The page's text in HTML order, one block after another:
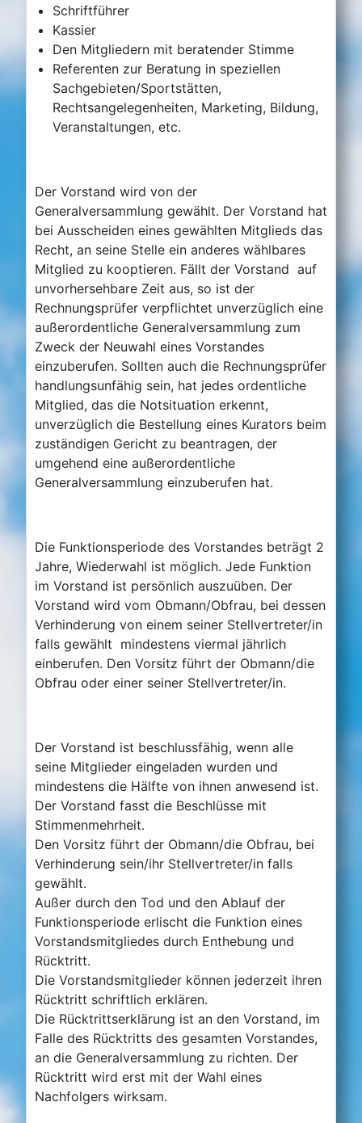
Schriftführer
Kassier
Den Mitgliedern mit beratender Stimme
Referenten zur Beratung in speziellen
Sachgebieten/Sportstätten,
Rechtsangelegenheiten, Marketing, Bildung,
Veranstaltungen, etc.
Der Vorstand wird von der
Generalversammlung gewählt. Der Vorstand hat
bei Ausscheiden eines gewählten Mitglieds das
Recht, an seine Stelle ein anderes wählbares
Mitglied zu kooptieren. Fällt der Vorstand auf
unvorhersehbare Zeit aus, so ist der
Rechnungsprüfer verpflichtet unverzüglich eine
außerordentliche Generalversammlung zum
Zweck der Neuwahl eines Vorstandes
einzuberufen. Sollten auch die Rechnungsprüfer
handlungsunfähig sein, hat jedes ordentliche
Mitglied, das die Notsituation erkennt,
unverzüglich die Bestellung eines Kurators beim
zuständigen Gericht zu beantragen, der
umgehend eine außerordentliche
Generalversammlung einzuberufen hat.
Die Funktionsperiode des Vorstandes beträgt 2
Jahre, Wiederwahl ist möglich. Jede Funktion
im Vorstand ist persönlich auszuüben. Der
Vorstand wird vom Obmann/Obfrau, bei dessen
Verhinderung von einem seiner Stellvertreter/in
falls gewählt mindestens viermal jährlich
einberufen. Den Vorsitz führt der Obmann/die
Obfrau oder einer seiner Stellvertreter/in.
Der Vorstand ist beschlussfähig, wenn alle
seine Mitglieder eingeladen wurden und
mindestens die Hälfte von ihnen anwesend ist.
Der Vorstand fasst die Beschlüsse mit
Stimmenmehrheit.
Den Vorsitz führt der Obmann/die Obfrau, bei
Verhinderung sein/ihr Stellvertreter/in falls
gewählt.
Außer durch den Tod und den Ablauf der
Funktionsperiode erlischt die Funktion eines
Vorstandsmitgliedes durch Enthebung und
Rücktritt.
Die Vorstandsmitglieder können jederzeit ihren
Rücktritt schriftlich erklären.
Die Rücktrittserklärung ist an den Vorstand, im
Falle des Rücktritts des gesamten Vorstandes,
an die Generalversammlung zu richten. Der
Rücktritt wird erst mit der Wahl eines
Nachfolgers wirksam.